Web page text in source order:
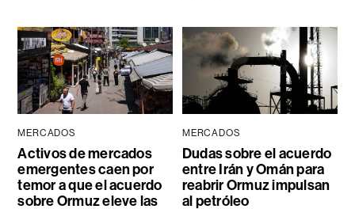
MERCADOS
Activos de mercados
emergentes caen por
temor a que el acuerdo
sobre Ormuz eleve las
MERCADOS
Dudas sobre el acuerdo
entre Irán y Omán para
reabrir Ormuz impulsan
al petróleo